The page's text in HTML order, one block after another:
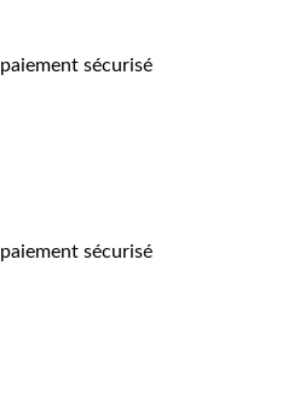
paiement sécurisé
paiement sécurisé